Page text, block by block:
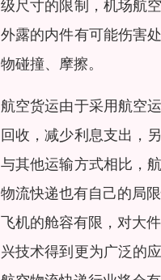
级尺寸的限制，机场航
外露的内件有可能伤害
物碰撞、摩擦。
航空货运由于采用航空
回收，减少利息支出，
与其他运输方式相比，
物流快递也有自己的局
飞机的舱容有限，对大
兴技术得到更为广泛的